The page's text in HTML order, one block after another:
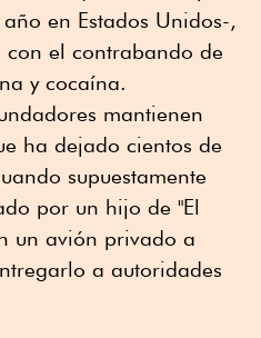
en Estados Unidos-,
con el contrabando de
y cocaína.
mantienen
ha dejado cientos de
supuestamente
por un hijo de "El
un avión privado a
a autoridades